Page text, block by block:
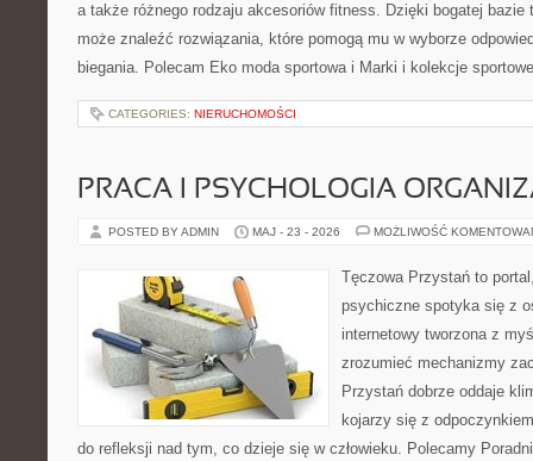
a także różnego rodzaju akcesoriów fitness. Dzięki bogatej
może znaleźć rozwiązania, które pomogą mu w wyborze
biegania. Polecam Eko moda sportowa i Marki i kolekcje
CATEGORIES: NIERUCHOMOŚCI
PRACA I PSYCHOLOGIA
POSTED BY ADMIN MAJ - 23 - 2026 MOŻLIWOŚĆ
Tęczowa Przystań to
psychiczne spotyka się z
internetowy tworzona z
zrozumieć mechanizmy
Przystań dobrze oddaje
kojarzy się z
do refleksji nad tym, co dzieje się w człowieku. Polecamy